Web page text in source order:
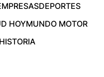
DEPORTES
HOYMUNDO MOTOR